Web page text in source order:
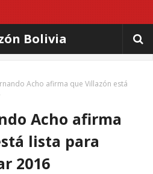
Bolivia
Acho afirma que Villazón está
Acho afirma
lista para
2016